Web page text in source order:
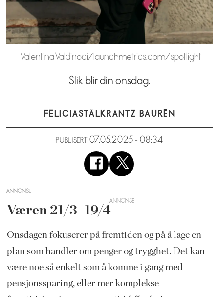
Valentina Valdinoci/launchmetrics.com/spotlight
Slik blir din onsdag.
FELICIASTÅLKRANTZ BAURÉN
PUBLISERT 07.05.2025 - 08:34
ANNONSE
Væren 21/3–19/4
Onsdagen fokuserer på fremtiden og på å lage en
plan som handler om penger og trygghet. Det kan
være noe så enkelt som å komme i gang med
pensjonssparing, eller mer komplekse